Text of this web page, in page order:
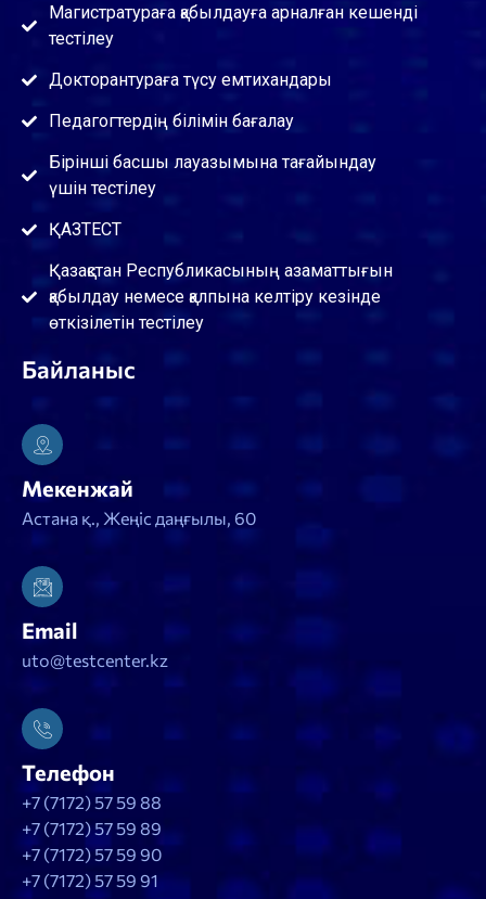
Магистратураға қабылдауға арналған кешенді
тестілеу
Докторантураға түсу емтихандары
Педагогтердің білімін бағалау
Бірінші басшы лауазымына тағайындау
үшін тестілеу
ҚАЗТЕСТ
Қазақстан Республикасының азаматтығын
қабылдау немесе қалпына келтіру кезінде
өткізілетін тестілеу
Байланыс
Мекенжай
Астана қ., Жеңіс даңғылы, 60
Email
uto@testcenter.kz
Телефон
+7 (7172) 57 59 88
+7 (7172) 57 59 89
+7 (7172) 57 59 90
+7 (7172) 57 59 91